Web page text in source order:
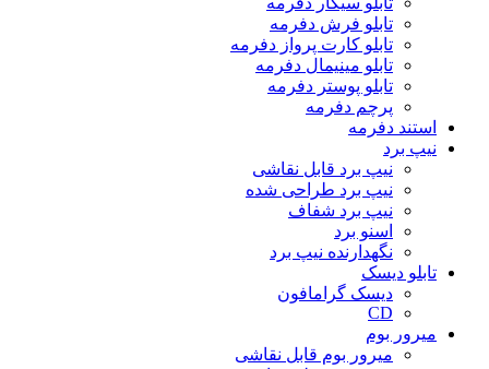
تابلو فرش دفرمه
تابلو کارت پرواز دفرمه
تابلو مینیمال دفرمه
تابلو پوستر دفرمه
پرچم دفرمه
استند دفرمه
نیپ برد
نیپ برد قابل نقاشی
نیپ برد طراحی شده
نیپ برد شفاف
اسنو برد
نگهدارنده نیپ برد
تابلو دیسک
دیسک گرامافون
CD
میرور بوم
میرور بوم قابل نقاشی